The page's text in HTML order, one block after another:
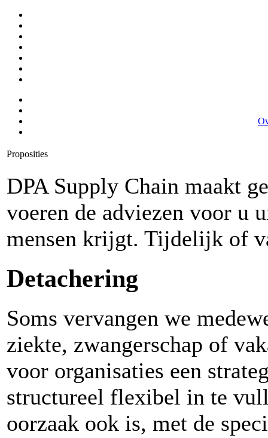
Proposities
DPA Supply Chain maakt
voeren de adviezen voor u
mensen krijgt. Tijdelijk of
Detachering
Soms vervangen we
ziekte, zwangerschap of
voor organisaties een
structureel flexibel in te
oorzaak ook is, met de